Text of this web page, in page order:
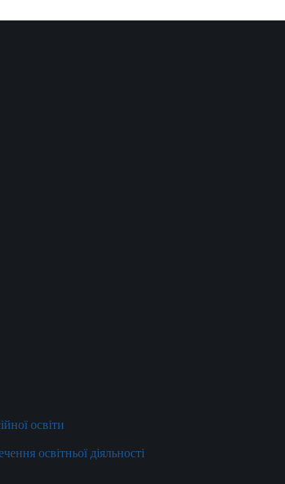
освіти
освітньої діяльності